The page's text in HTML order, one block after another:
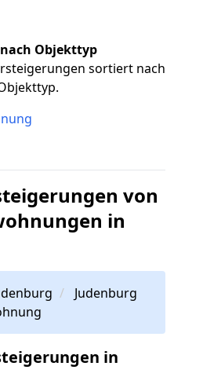
Objekttyp
sortiert nach
von
in
Judenburg
in